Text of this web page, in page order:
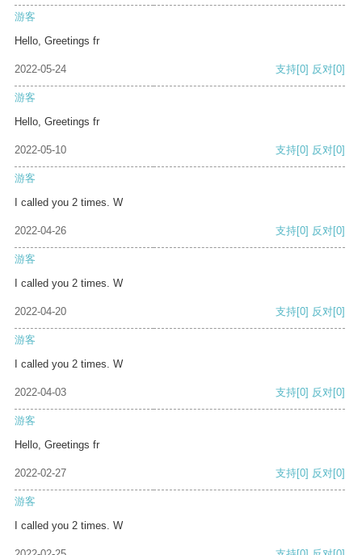
游客
Hello, Greetings fr
2022-05-24 支持[0] 反对[0]
游客
Hello, Greetings fr
2022-05-10 支持[0] 反对[0]
游客
I called you 2 times. W
2022-04-26 支持[0] 反对[0]
游客
I called you 2 times. W
2022-04-20 支持[0] 反对[0]
游客
I called you 2 times. W
2022-04-03 支持[0] 反对[0]
游客
Hello, Greetings fr
2022-02-27 支持[0] 反对[0]
游客
I called you 2 times. W